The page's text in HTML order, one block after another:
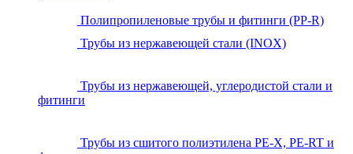
Полипропиленовые трубы и фитинги (PP-R)
Трубы из нержавеющей стали (INOX)
Трубы из нержавеющей, углеродистой стали и
фитинги
Трубы из сшитого полиэтилена PE-X, PE-RT и